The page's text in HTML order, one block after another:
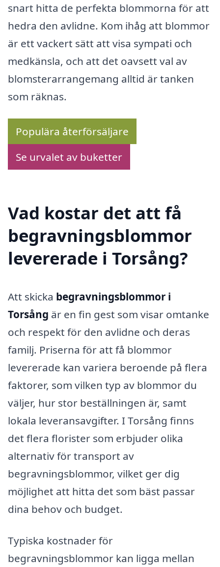
snart hitta de perfekta blommorna för att
hedra den avlidne. Kom ihåg att blommor
är ett vackert sätt att visa sympati och
medkänsla, och att det oavsett val av
blomsterarrangemang alltid är tanken
som räknas.
Populära återförsäljare
Se urvalet av buketter
Vad kostar det att få
begravningsblommor
levererade i Torsång?
Att skicka begravningsblommor i
Torsång är en fin gest som visar omtanke
och respekt för den avlidne och deras
familj. Priserna för att få blommor
levererade kan variera beroende på flera
faktorer, som vilken typ av blommor du
väljer, hur stor beställningen är, samt
lokala leveransavgifter. I Torsång finns
det flera florister som erbjuder olika
alternativ för transport av
begravningsblommor, vilket ger dig
möjlighet att hitta det som bäst passar
dina behov och budget.
Typiska kostnader för
begravningsblommor kan ligga mellan